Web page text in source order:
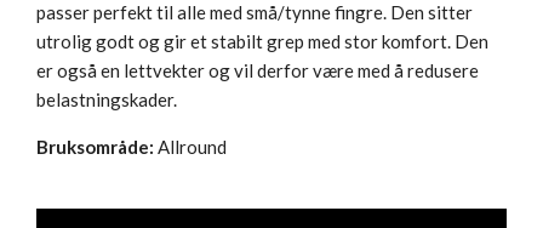
passer perfekt til alle med små/tynne fingre. Den sitter
utrolig godt og gir et stabilt grep med stor komfort. Den
er også en lettvekter og vil derfor være med å redusere
belastningskader.
Bruksområde: Allround